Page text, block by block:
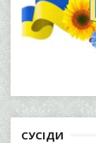
СУСІДИ